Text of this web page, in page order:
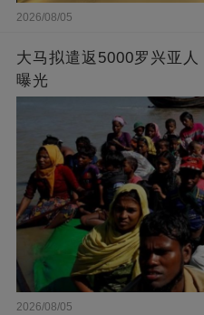
2026/08/05
大马拟遣返5000罗兴亚
曝光
2026/08/05